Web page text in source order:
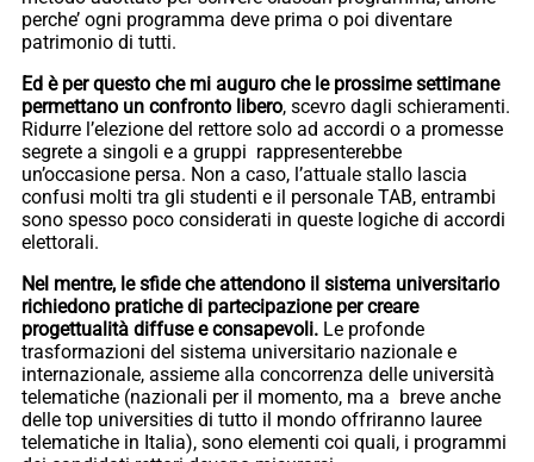
perche’ ogni programma deve prima o poi diventare
patrimonio di tutti.
Ed è per questo che mi auguro che le prossime settimane
permettano un confronto libero, scevro dagli schieramenti.
Ridurre l’elezione del rettore solo ad accordi o a promesse
segrete a singoli e a gruppi rappresenterebbe
un’occasione persa. Non a caso, l’attuale stallo lascia
confusi molti tra gli studenti e il personale TAB, entrambi
sono spesso poco considerati in queste logiche di accordi
elettorali.
Nel mentre, le sfide che attendono il sistema universitario
richiedono pratiche di partecipazione per creare
progettualità diffuse e consapevoli. Le profonde
trasformazioni del sistema universitario nazionale e
internazionale, assieme alla concorrenza delle università
telematiche (nazionali per il momento, ma a breve anche
delle top universities di tutto il mondo offriranno lauree
telematiche in Italia), sono elementi coi quali, i programmi